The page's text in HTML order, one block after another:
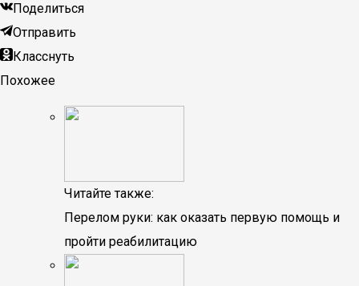
Поделиться
Отправить
Класснуть
Похожее
Читайте также:
Перелом руки: как оказать первую помощь и
пройти реабилитацию